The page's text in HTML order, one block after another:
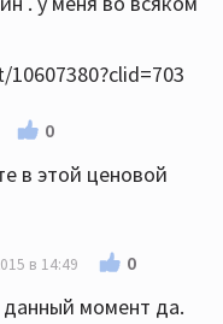
0
в этой ценовой
в 14:49 0
данный момент да.